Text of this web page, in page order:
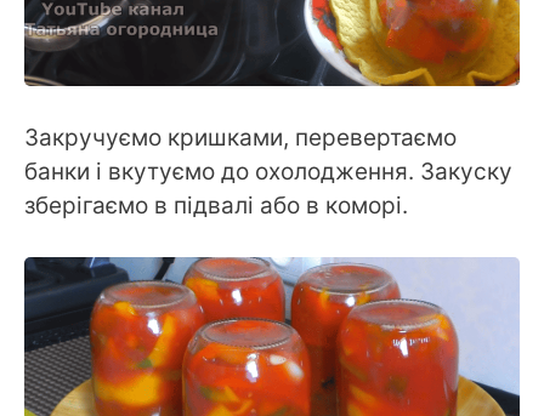
Закручуємо кришками, перевертаємо
банки і вкутуємо до охолодження. Закуску
зберігаємо в підвалі або в коморі.